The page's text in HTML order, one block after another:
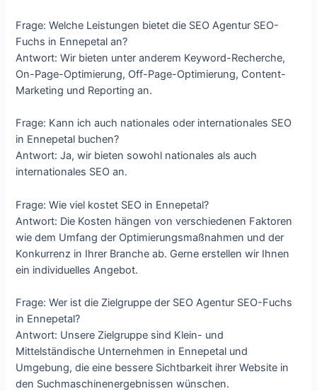
Frage: Welche Leistungen bietet die SEO Agentur SEO-
Fuchs in Ennepetal an?
Antwort: Wir bieten unter anderem Keyword-Recherche,
On-Page-Optimierung, Off-Page-Optimierung, Content-
Marketing und Reporting an.
Frage: Kann ich auch nationales oder internationales SEO
in Ennepetal buchen?
Antwort: Ja, wir bieten sowohl nationales als auch
internationales SEO an.
Frage: Wie viel kostet SEO in Ennepetal?
Antwort: Die Kosten hängen von verschiedenen Faktoren
wie dem Umfang der Optimierungsmaßnahmen und der
Konkurrenz in Ihrer Branche ab. Gerne erstellen wir Ihnen
ein individuelles Angebot.
Frage: Wer ist die Zielgruppe der SEO Agentur SEO-Fuchs
in Ennepetal?
Antwort: Unsere Zielgruppe sind Klein- und
Mittelständische Unternehmen in Ennepetal und
Umgebung, die eine bessere Sichtbarkeit ihrer Website in
den Suchmaschinenergebnissen wünschen.